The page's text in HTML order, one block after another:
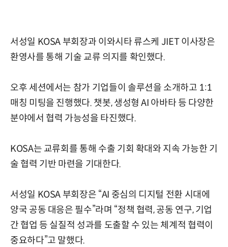
서성일 KOSA 부회장과 이와시타 류스케 JIET 이사장은
환영사를 통해 기술 교류 의지를 확인했다.
오후 세션에서는 참가 기업들이 솔루션을 소개하고 1:1
매칭 미팅을 진행했다. 챗봇, 생성형 AI 아바타 등 다양한
분야에서 협력 가능성을 타진했다.
KOSA는 교류회를 통해 수출 기회 확대와 지속 가능한 기
술 협력 기반 마련을 기대한다.
서성일 KOSA 부회장은 “AI 중심의 디지털 전환 시대에
양국 공동 대응은 필수”라며 “정책 협력, 공동 연구, 기업
간 협업 등 실질적 성과를 도출할 수 있는 체계적 협력이
중요하다”고 말했다.